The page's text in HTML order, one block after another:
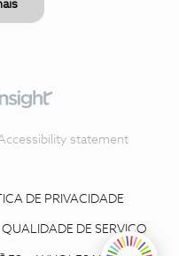
statement
DE PRIVACIDADE
QUALIDADE DE SERVIÇO